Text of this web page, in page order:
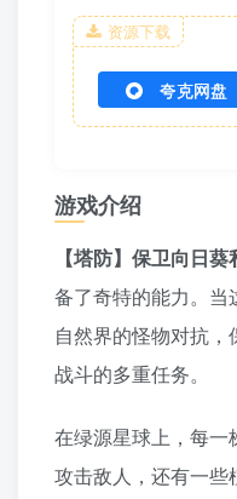
资源下载
夸克网盘
游戏介绍
【塔防】保卫向日
备了奇特的能力。
自然界的怪物对抗
战斗的多重任务。
在绿源星球上，每
攻击敌人，还有一